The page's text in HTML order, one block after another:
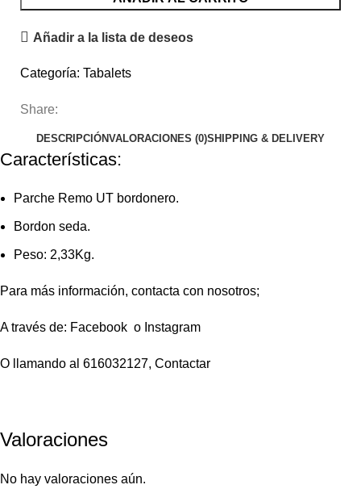
Añadir a la lista de deseos
Categoría: Tabalets
Share:
DESCRIPCIÓNVALORACIONES (0)SHIPPING & DELIVERY
Características:
Parche Remo UT bordonero.
Bordon seda.
Peso: 2,33Kg.
Para más información, contacta con nosotros;
A través de: Facebook o Instagram
O llamando al 616032127,Contactar
Valoraciones
No hay valoraciones aún.